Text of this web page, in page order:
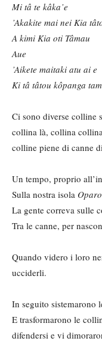
Mi tâ te kâka’e
’Akakite mai nei Kia tâ
A kimi Kia oti Tâmau
Aue
’Aikete maitaki atu ai e
Ki tâ tâtou kôpanga
Ci sono diverse colline
collina là, collina
colline piene di canne
Un tempo, proprio
Sulla nostra isola Oparo
La gente correva sulle
Tra le canne, per
Quando videro i loro
ucciderli.
In seguito sistemarono
E trasformarono le
difendersi e vi